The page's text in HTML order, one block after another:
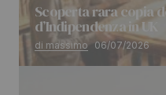
Scoperta rara copia
d’Indipendenza in UK
di massimo 06/07/2026